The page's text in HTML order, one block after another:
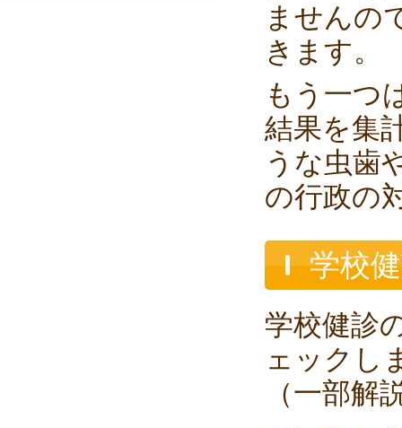
ませんの
きます。
もう一つ
結果を集
うな虫歯
の行政の
学校
学校健診
ェックし
（一部解